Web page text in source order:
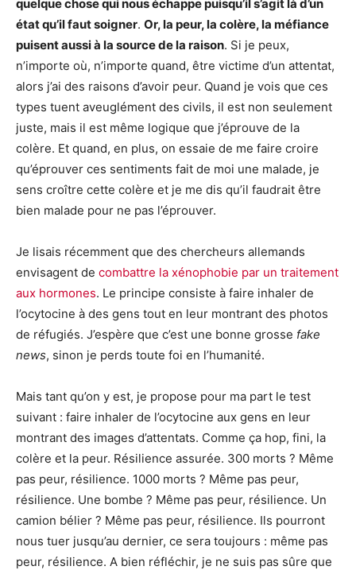
quelque chose qui nous échappe puisqu’il s’agit là d’un
état qu’il faut soigner. Or, la peur, la colère, la méfiance
puisent aussi à la source de la raison. Si je peux,
n’importe où, n’importe quand, être victime d’un attentat,
alors j’ai des raisons d’avoir peur. Quand je vois que ces
types tuent aveuglément des civils, il est non seulement
juste, mais il est même logique que j’éprouve de la
colère. Et quand, en plus, on essaie de me faire croire
qu’éprouver ces sentiments fait de moi une malade, je
sens croître cette colère et je me dis qu’il faudrait être
bien malade pour ne pas l’éprouver.
Je lisais récemment que des chercheurs allemands
envisagent de combattre la xénophobie par un traitement
aux hormones. Le principe consiste à faire inhaler de
l’ocytocine à des gens tout en leur montrant des photos
de réfugiés. J’espère que c’est une bonne grosse fake
news, sinon je perds toute foi en l’humanité.
Mais tant qu’on y est, je propose pour ma part le test
suivant : faire inhaler de l’ocytocine aux gens en leur
montrant des images d’attentats. Comme ça hop, fini, la
colère et la peur. Résilience assurée. 300 morts ? Même
pas peur, résilience. 1000 morts ? Même pas peur,
résilience. Une bombe ? Même pas peur, résilience. Un
camion bélier ? Même pas peur, résilience. Ils pourront
nous tuer jusqu’au dernier, ce sera toujours : même pas
peur, résilience. A bien réfléchir, je ne suis pas sûre que